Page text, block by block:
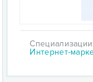
Интернет-